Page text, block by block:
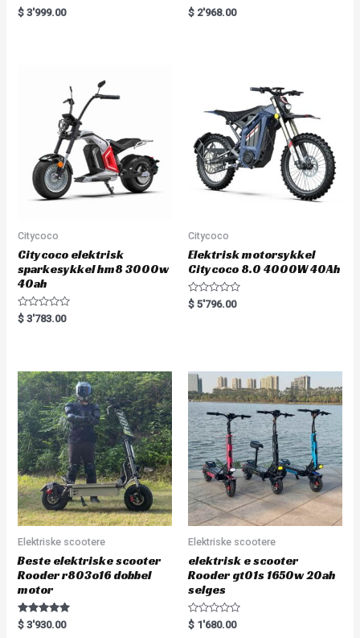
R
a
$ 3'999.00
R
a
$ 2'968.00
Citycoco
Citycoco elektrisk
sparkesykkel hm8 3000w
40ah
R
a
o
u
t
o
f
5
$ 3'783.00
Citycoco
Elektrisk motorsykkel
Citycoco 8.0 4000W 40Ah
R
a
u
o
f
5
$ 5'796.00
Elektriske scootere
Beste elektriske scooter
Rooder r803o16 dobbel
motor
Rated
5.00
$ 3'930.00
Elektriske scootere
elektrisk e scooter
Rooder gt01s 1650w 20ah
selges
R
a
$ 1'680.00